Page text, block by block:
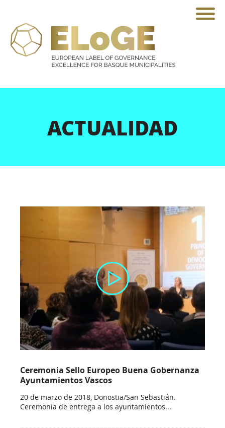
participantes
Principios
Buenas
Prácticas
Consejo
ACTUALIDAD
Ceremonia Sello Europeo Buena Gobernanza
Ayuntamientos Vascos
20 de marzo de 2018, Donostia/San Sebastián.
Ceremonia de entrega a los ayuntamientos...